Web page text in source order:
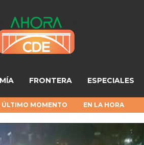
FRONTERA ESPECIALES
ÚLTIMO MOMENTO EN LA HORA